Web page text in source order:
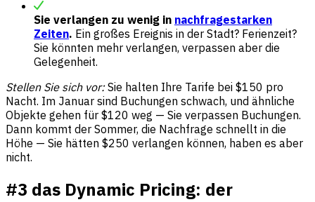
Sie verlangen zu wenig in nachfragestarken
Zeiten. Ein großes Ereignis in der Stadt? Ferienzeit?
Sie könnten mehr verlangen, verpassen aber die
Gelegenheit.
Stellen Sie sich vor:Sie halten Ihre Tarife bei $150 pro
Nacht. Im Januar sind Buchungen schwach, und ähnliche
Objekte gehen für $120 weg — Sie verpassen Buchungen.
Dann kommt der Sommer, die Nachfrage schnellt in die
Höhe — Sie hätten $250 verlangen können, haben es aber
nicht.
#3 das Dynamic Pricing: der